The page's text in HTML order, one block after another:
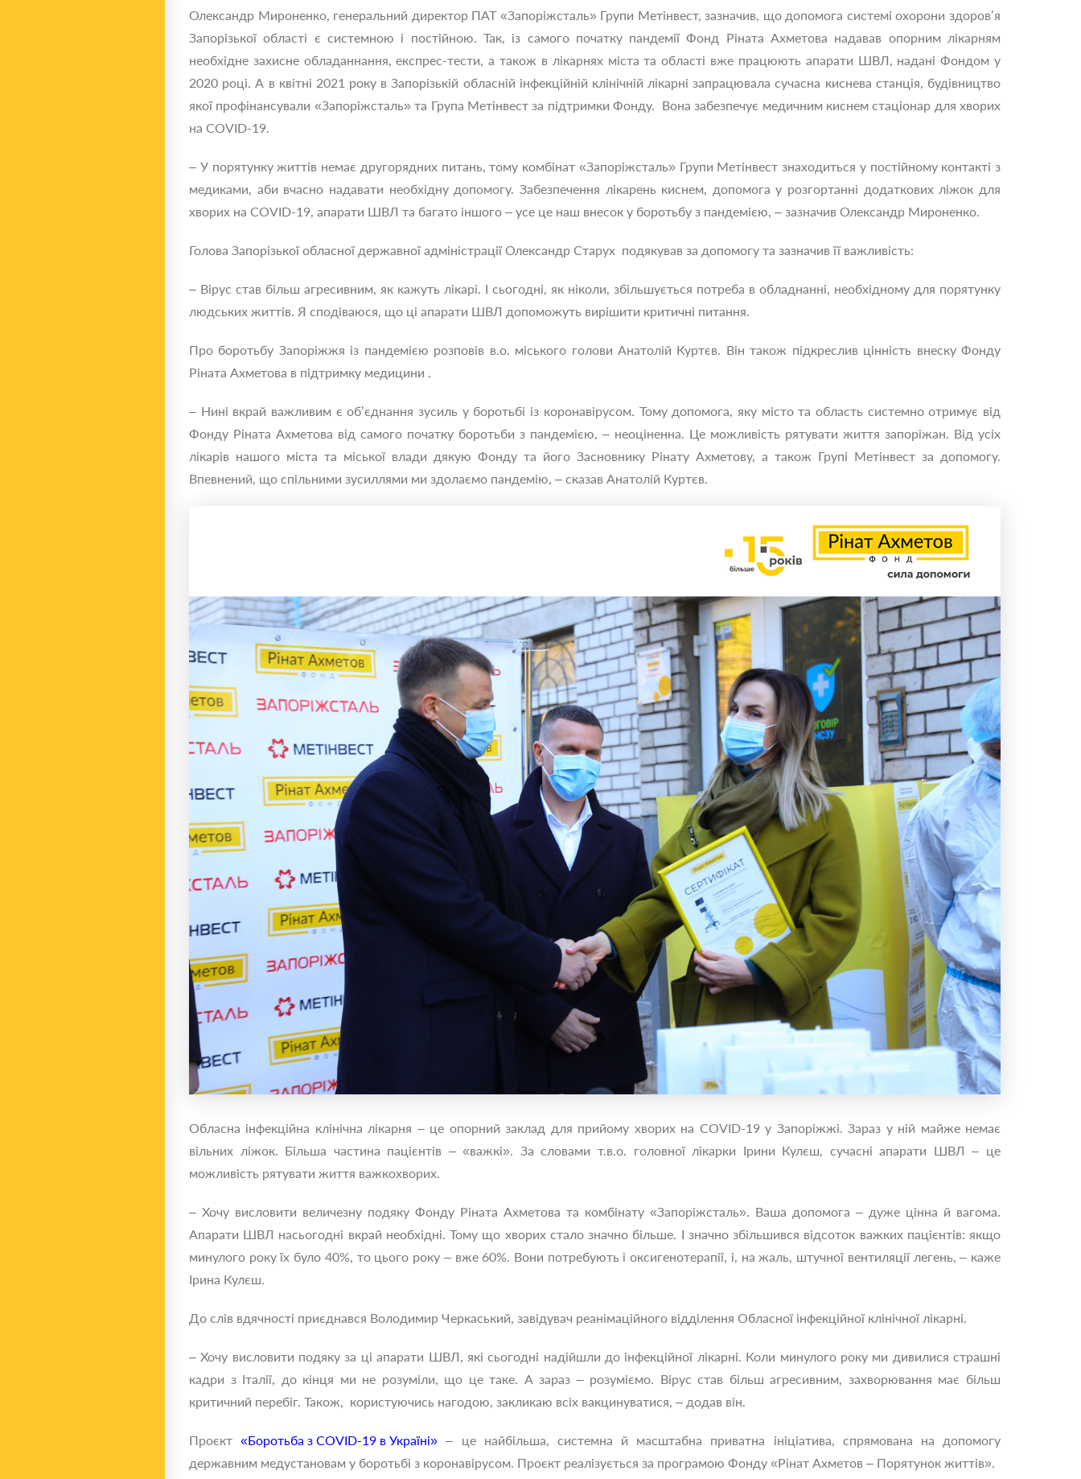
Олександр Мироненко, генеральний директор ПАТ «Запоріжсталь» Групи Метінвест, зазначив, що допомога системі охорони здоров’я
Запорізької області є системною і постійною. Так, із самого початку пандемії Фонд Ріната Ахметова надавав опорним лікарням
необхідне захисне обладаннання, експрес-тести, а також в лікарнях міста та області вже працюють апарати ШВЛ, надані Фондом у
2020 році. А в квітні 2021 року в Запорізькій обласній інфекційній клінічній лікарні запрацювала сучасна киснева станція, будівництво
якої профінансували «Запоріжсталь» та Група Метінвест за підтримки Фонду. Вона забезпечує медичним киснем стаціонар для хворих
на COVID-19.
– У порятунку життів немає другорядних питань, тому комбінат «Запоріжсталь» Групи Метінвест знаходиться у постійному контакті з
медиками, аби вчасно надавати необхідну допомогу. Забезпечення лікарень киснем, допомога у розгортанні додаткових ліжок для
хворих на COVID-19, апарати ШВЛ та багато іншого – усе це наш внесок у боротьбу з пандемією, – зазначив Олександр Мироненко.
Голова Запорізької обласної державної адміністрації Олександр Старух подякував за допомогу та зазначив її важливість:
– Вірус став більш агресивним, як кажуть лікарі. І сьогодні, як ніколи, збільшується потреба в обладнанні, необхідному для порятунку
людських життів. Я сподіваюся, що ці апарати ШВЛ допоможуть вирішити критичні питання.
Про боротьбу Запоріжжя із пандемією розповів в.о. міського голови Анатолій Куртєв. Він також підкреслив цінність внеску Фонду
Ріната Ахметова в підтримку медицини .
– Нині вкрай важливим є об’єднання зусиль у боротьбі із коронавірусом. Тому допомога, яку місто та область системно отримує від
Фонду Ріната Ахметова від самого початку боротьби з пандемією, – неоціненна. Це можливість рятувати життя запоріжан. Від усіх
лікарів нашого міста та міської влади дякую Фонду та його Засновнику Рінату Ахметову, а також Групі Метінвест за допомогу.
Впевнений, що спільними зусиллями ми здолаємо пандемію, – сказав Анатолій Куртєв.
Обласна інфекційна клінічна лікарня – це опорний заклад для прийому хворих на COVID-19 у Запоріжжі. Зараз у ній майже немає
вільних ліжок. Більша частина пацієнтів – «важкі». За словами т.в.о. головної лікарки Ірини Кулєш, сучасні апарати ШВЛ – це
можливість рятувати життя важкохворих.
– Хочу висловити величезну подяку Фонду Ріната Ахметова та комбінату «Запоріжсталь». Ваша допомога – дуже цінна й вагома.
Апарати ШВЛ насьогодні вкрай необхідні. Тому що хворих стало значно більше. І значно збільшився відсоток важких пацієнтів: якщо
минулого року їх було 40%, то цього року – вже 60%. Вони потребують і оксигенотерапії, і, на жаль, штучної вентиляції легень, – каже
Ірина Кулєш.
До слів вдячності приєднався Володимир Черкаський, завідувач реанімаційного відділення Обласної інфекційної клінічної лікарні.
– Хочу висловити подяку за ці апарати ШВЛ, які сьогодні надійшли до інфекційної лікарні. Коли минулого року ми дивилися страшні
кадри з Італії, до кінця ми не розуміли, що це таке. А зараз – розуміємо. Вірус став більш агресивним, захворювання має більш
критичний перебіг. Також, користуючись нагодою, закликаю всіх вакцинуватися, – додав він.
Проєкт«Боротьба з COVID-19 в Україні» – це найбільша, системна й масштабна приватна ініціатива, спрямована на допомогу
державним медустановам у боротьбі з коронавірусом. Проєкт реалізується за програмою Фонду «Рінат Ахметов – Порятунок життів».